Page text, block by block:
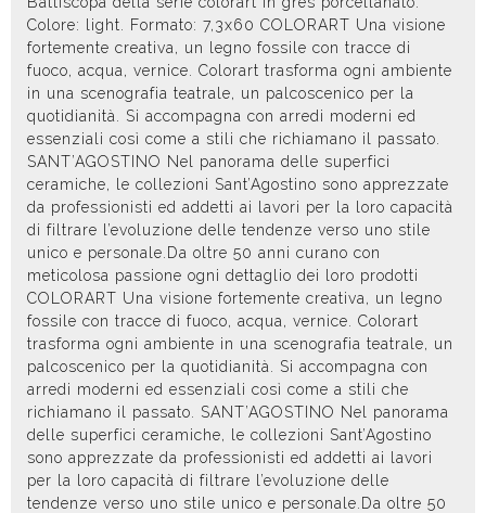
Colore: light. Formato: 7,3x60 COLORART Una visione
fortemente creativa, un legno fossile con tracce di
fuoco, acqua, vernice. Colorart trasforma ogni ambiente
in una scenografia teatrale, un palcoscenico per la
quotidianità. Si accompagna con arredi moderni ed
essenziali così come a stili che richiamano il passato.
SANT’AGOSTINO Nel panorama delle superfici
ceramiche, le collezioni Sant’Agostino sono apprezzate
da professionisti ed addetti ai lavori per la loro capacità
di filtrare l’evoluzione delle tendenze verso uno stile
unico e personale.Da oltre 50 anni curano con
meticolosa passione ogni dettaglio dei loro prodotti
COLORART Una visione fortemente creativa, un legno
fossile con tracce di fuoco, acqua, vernice. Colorart
trasforma ogni ambiente in una scenografia teatrale, un
palcoscenico per la quotidianità. Si accompagna con
arredi moderni ed essenziali così come a stili che
richiamano il passato. SANT’AGOSTINO Nel panorama
delle superfici ceramiche, le collezioni Sant’Agostino
sono apprezzate da professionisti ed addetti ai lavori
per la loro capacità di filtrare l’evoluzione delle
tendenze verso uno stile unico e personale.Da oltre 50